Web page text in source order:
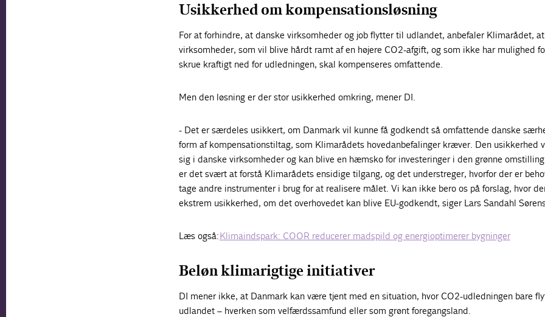
Usikkerhed om kompensationsløsning
For at forhindre, at danske virksomheder og job flytter til udlandet, anbefaler Klimarådet,
virksomheder, som vil blive hårdt ramt af en højere CO2-afgift, og som ikke har mulighed
skrue kraftigt ned for udledningen, skal kompenseres omfattende.
Men den løsning er der stor usikkerhed omkring, mener DI.
- Det er særdeles usikkert, om Danmark vil kunne få godkendt så omfattende danske
form af kompensationstiltag, som Klimarådets hovedanbefalinger kræver. Den usikkerhed
sig i danske virksomheder og kan blive en hæmsko for investeringer i den grønne
er det svært at forstå Klimarådets ensidige tilgang, og det understreger, hvorfor der er
tage andre instrumenter i brug for at realisere målet. Vi kan ikke bero os på forslag, hvor
ekstrem usikkerhed, om det overhovedet kan blive EU-godkendt, siger Lars Sandahl
Læs også:Klimaindspark: COOR reducerer madspild og energioptimerer bygninger
Beløn klimarigtige initiativer
DI mener ikke, at Danmark kan være tjent med en situation, hvor CO2-udledningen bare
udlandet – hverken som velfærdssamfund eller som grønt foregangsland.